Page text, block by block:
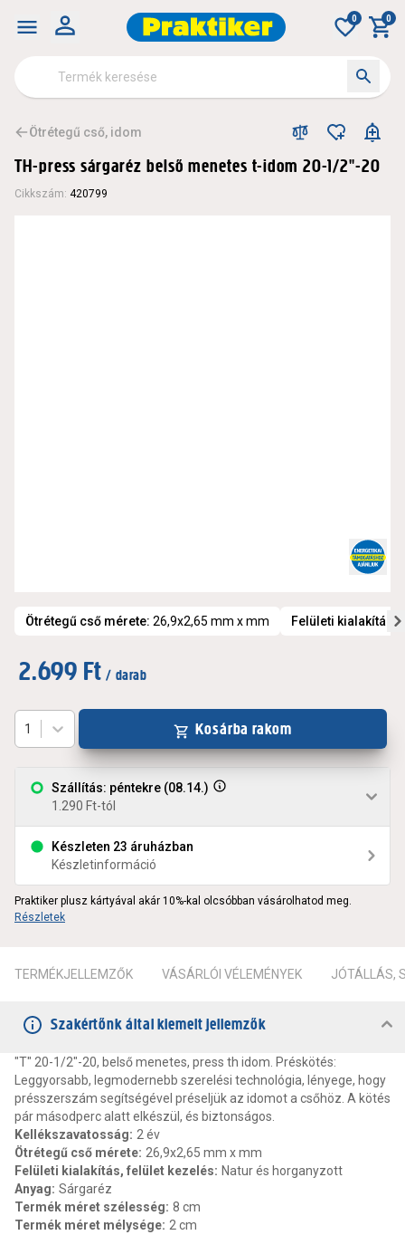
0 0
Ötrétegű cső, idom
TH-press sárgaréz belső menetes t-idom 20-1/2"-20
Cikkszám: 420799
Ötrétegű cső mérete: 26,9x2,65 mm x mm Felületi kialakítás,
2.699 Ft / darab
Szállítás: péntekre (08.14.)
1.290 Ft-tól
Készleten 23 áruházban
Készletinformáció
1 Kosárba rakom
Praktiker plusz kártyával akár 10%-kal olcsóbban vásárolhatod meg.
Részletek
TERMÉKJELLEMZŐK VÁSÁRLÓI VÉLEMÉNYEK JÓTÁLLÁS,
Szakértőnk által kiemelt jellemzők
"T" 20-1/2"-20, belső menetes, press th idom. Préskötés:
Leggyorsabb, legmodernebb szerelési technológia, lényege, hogy
présszerszám segítségével préseljük az idomot a csőhöz. A kötés
pár másodperc alatt elkészül, és biztonságos.
Kellékszavatosság: 2 év
Ötrétegű cső mérete: 26,9x2,65 mm x mm
Felületi kialakítás, felület kezelés: Natur és horganyzott
Anyag: Sárgaréz
Termék méret szélesség: 8 cm
Termék méret mélysége: 2 cm